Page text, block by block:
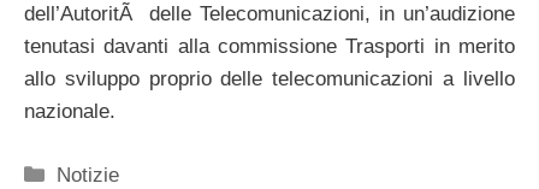
dell’AutoritÃ delle Telecomunicazioni, in un’audizione
tenutasi davanti alla commissione Trasporti in merito
allo sviluppo proprio delle telecomunicazioni a livello
nazionale.
Categorie
Notizie